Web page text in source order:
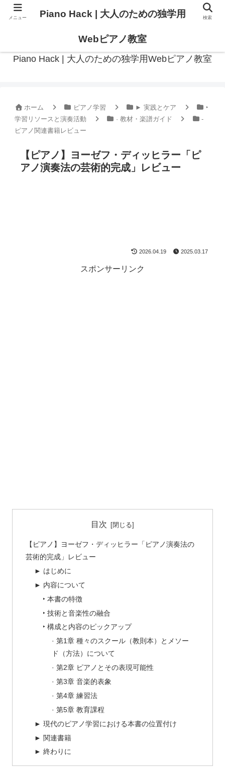
Piano Hack | 大人のための独学用Webピアノ教室
ホーム ピアノ学習 ► 実践とケア
‣
学習リソースと演奏活動
· 教材・楽譜ガイド
-
ピアノ関連書籍レビュー
【ピアノ】ヨーゼフ・ディッヒラー「ピ
アノ演奏法の芸術的完成」レビュー
2026.04.19 2025.03.17
スポンサーリンク
目次
【ピアノ】ヨーゼフ・ディッヒラー「ピアノ演奏法の
芸術的完成」レビュー
► はじめに
► 内容について
‣ 本書の特徴
‣ 技術と音楽性の融合
‣ 構成と内容のピックアップ
· 第1章 種々のスクール（教則本）とメソー
ド（方法）について
· 第2章 ピアノとその表現可能性
· 第3章 音楽的表象
· 第4章 練習法
· 第5章 教育課程
► 現代のピアノ学習における本書の位置付け
► 関連書籍
► 終わりに
メニュー Piano Hack | 大人のための独学用
Webピアノ教室
検索